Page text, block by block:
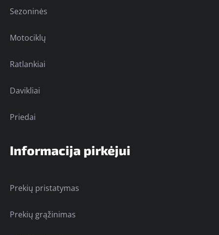
Sezoninės
Motociklų
Ratlankiai
Davikliai
Priedai
Informacija pirkėjui
Prekių pristatymas
Prekių grąžinimas